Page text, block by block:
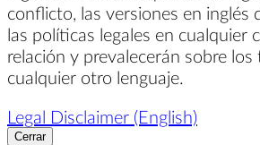
conflicto, las versiones en inglés
las políticas legales en cualquier
relación y prevalecerán sobre
cualquier otro lenguaje.
Legal Disclaimer (English)
Cerrar